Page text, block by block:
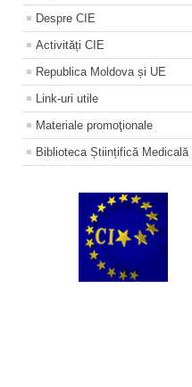
Despre CIE
Activități CIE
Republica Moldova și UE
Link-uri utile
Materiale promoţionale
Biblioteca Științifică Medicală